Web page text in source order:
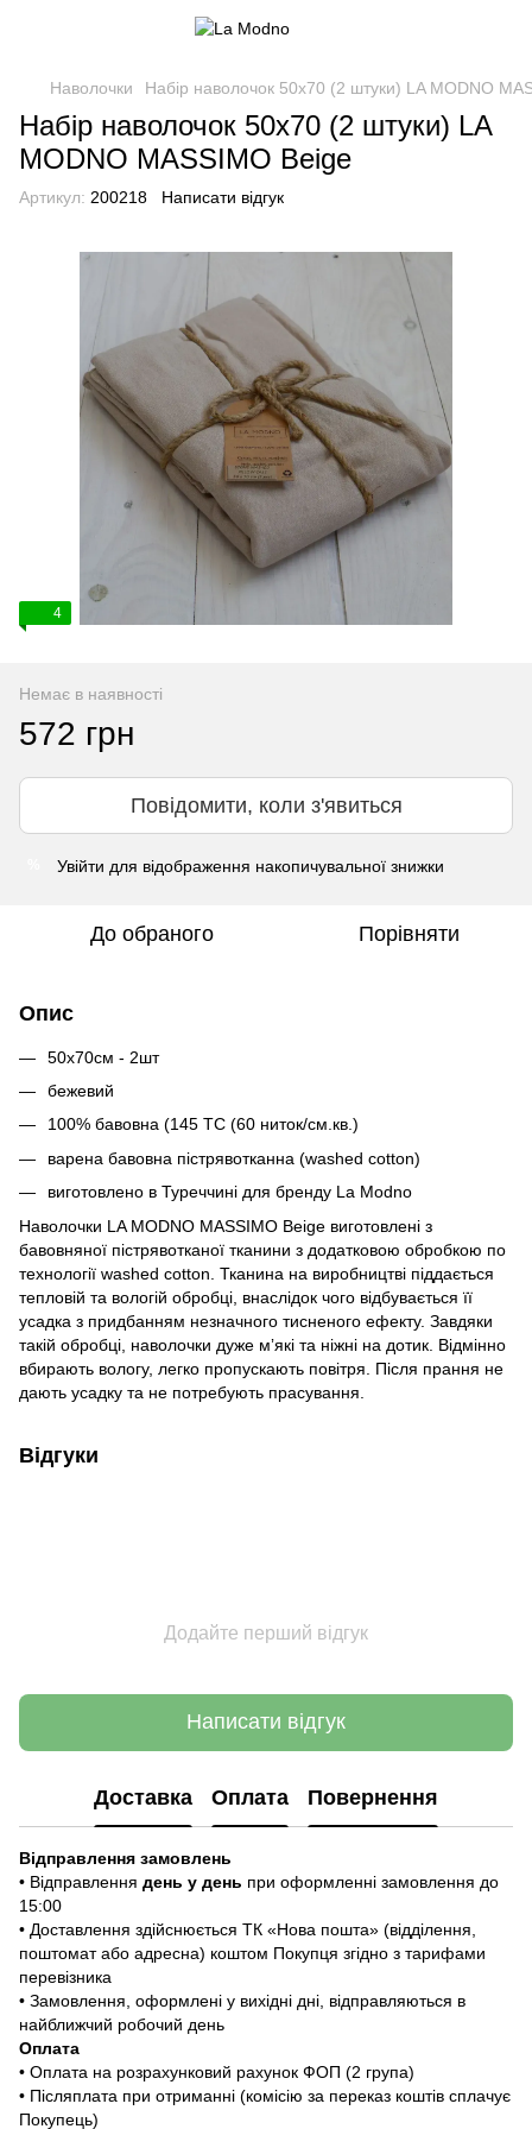
Наволочки Набір наволочок 50x70 (2 штуки) LA MODNO
Набір наволочок 50x70 (2 штуки) LA
MODNO MASSIMO Beige
Артикул: 200218 Написати відгук
4
Немає в наявності
572 грн
Повідомити, коли з'явиться
Увійти для відображення накопичувальної знижки
До обраного Порівняти
Опис
50х70см - 2шт
бежевий
100% бавовна (145 ТС (60 ниток/см.кв.)
варена бавовна пістрявотканна (washed cotton)
виготовлено в Туреччині для бренду La Modno
Наволочки LA MODNO MASSIMO Beige виготовлені з
бавовняної пістрявотканої тканини з додатковою обробкою по
технології washed cotton. Тканина на виробництві піддається
тепловій та вологій обробці, внаслідок чого відбувається її
усадка з придбанням незначного тисненого ефекту. Завдяки
такій обробці, наволочки дуже мʼякі та ніжні на дотик. Відмінно
вбирають вологу, легко пропускають повітря. Після прання не
дають усадку та не потребують прасування.
Відгуки
Додайте перший відгук
Написати відгук
Доставка Оплата Повернення
Відправлення замовлень
• Відправлення день у день при оформленні замовлення до
15:00
• Доставлення здійснюється ТК «Нова пошта» (відділення,
поштомат або адресна) коштом Покупця згідно з тарифами
перевізника
• Замовлення, оформлені у вихідні дні, відправляються в
найближчий робочий день
Оплата
• Оплата на розрахунковий рахунок ФОП (2 група)
• Післяплата при отриманні (комісію за переказ коштів сплачує
Покупець)